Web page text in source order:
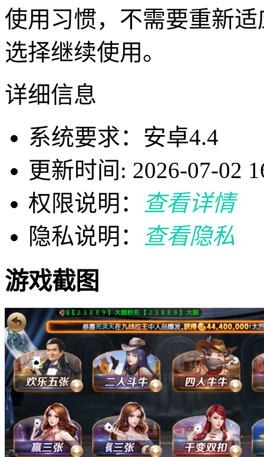
使用习惯，不需要重新
选择继续使用。
详细信息
系统要求：安卓4.4
更新时间: 2026-07-02
权限说明：
查看详情
隐私说明：
查看隐私
游戏截图